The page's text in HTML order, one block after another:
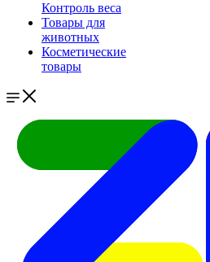
Контроль веса
Товары для
животных
Косметические
товары